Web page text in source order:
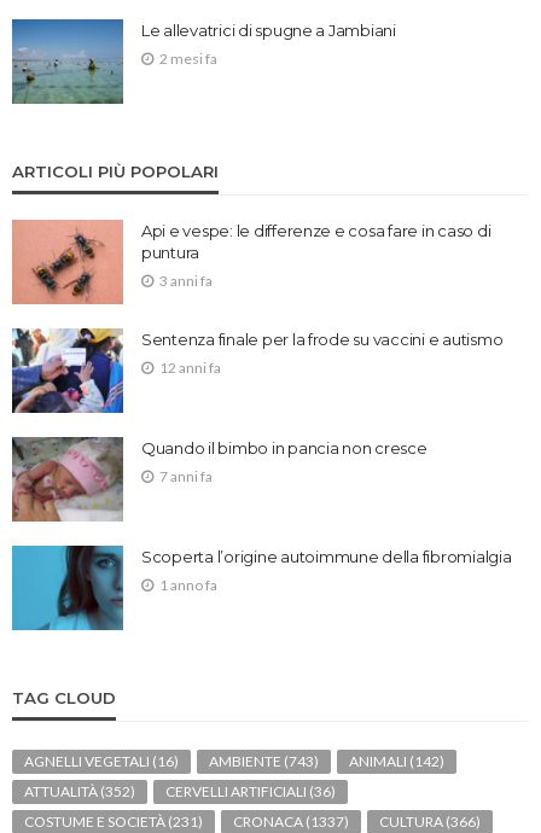
Le allevatrici di spugne a Jambiani
2 mesi fa
ARTICOLI PIÙ POPOLARI
Api e vespe: le differenze e cosa fare in caso di
puntura
3 anni fa
Sentenza finale per la frode su vaccini e autismo
12 anni fa
Quando il bimbo in pancia non cresce
7 anni fa
Scoperta l’origine autoimmune della fibromialgia
1 anno fa
TAG CLOUD
AGNELLI VEGETALI (16) AMBIENTE (743) ANIMALI (142)
ATTUALITÀ (352) CERVELLI ARTIFICIALI (36)
COSTUME E SOCIETÀ (231) CRONACA (1337) CULTURA (366)